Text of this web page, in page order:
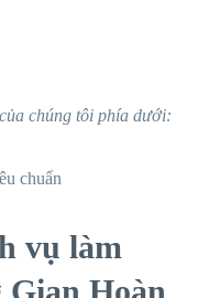
chúng tôi phía dưới:
vụ làm